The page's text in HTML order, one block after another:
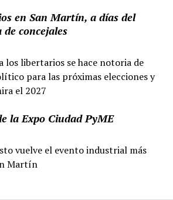
en San Martín, a días del
concejales
los libertarios se hace notoria de
para las próximas elecciones y
el 2027
la Expo Ciudad PyME
vuelve el evento industrial más
Martín